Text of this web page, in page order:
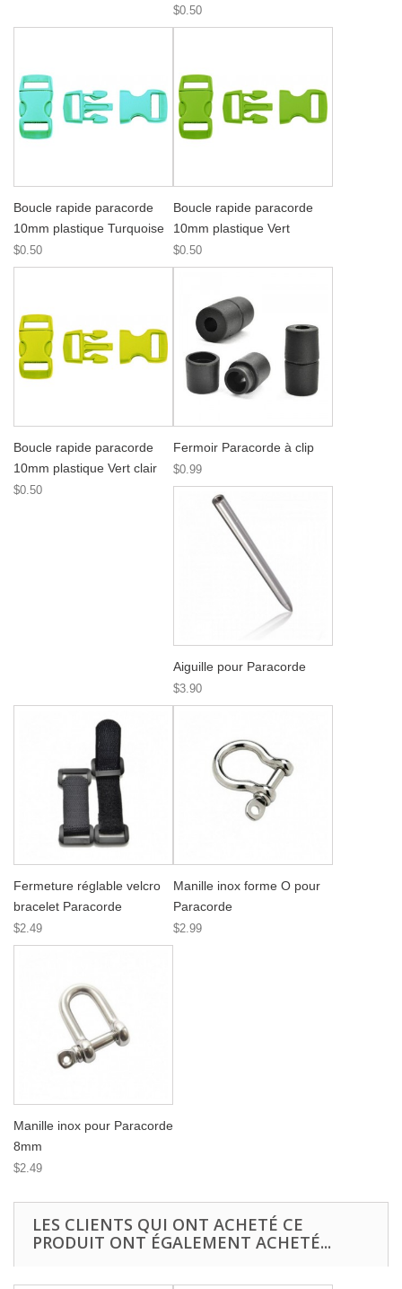
$0.50
Boucle rapide paracorde
10mm plastique Turquoise
$0.50
Boucle rapide paracorde
10mm plastique Vert
$0.50
Boucle rapide paracorde
10mm plastique Vert clair
$0.50
Fermoir Paracorde à clip
$0.99
Aiguille pour Paracorde
$3.90
Fermeture réglable velcro
bracelet Paracorde
$2.49
Manille inox forme O pour
Paracorde
$2.99
Manille inox pour Paracorde
8mm
$2.49
LES CLIENTS QUI ONT ACHETÉ CE
PRODUIT ONT ÉGALEMENT ACHETÉ...